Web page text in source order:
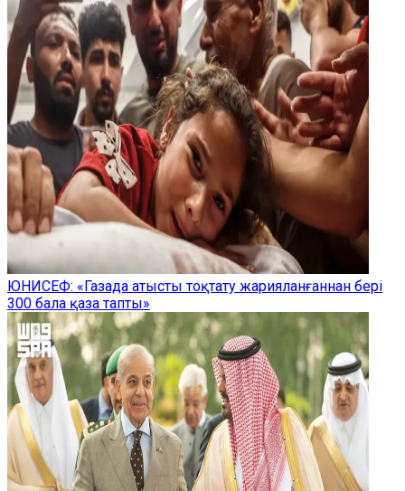
ЮНИСЕФ: «Газада атысты тоқтату жарияланғаннан бері
300 бала қаза тапты»